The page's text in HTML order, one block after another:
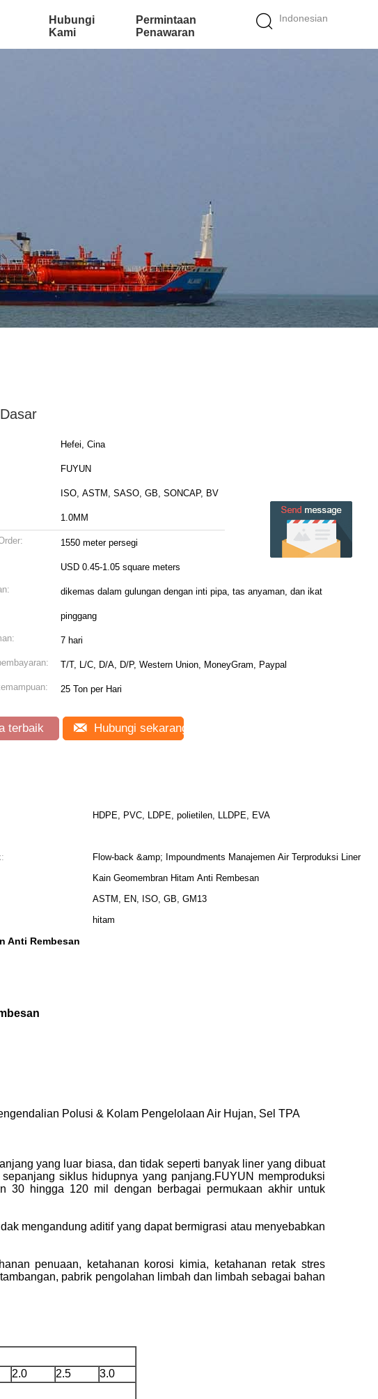
Indonesian
Hubungi
Kami
Permintaan
Penawaran
Hefei, Cina
FUYUN
ISO, ASTM, SASO, GB, SONCAP, BV
1.0MM
1550 meter persegi
USD 0.45-1.05 square meters
dikemas dalam gulungan dengan inti pipa, tas anyaman, dan ikat
pinggang
7 hari
T/T, L/C, D/A, D/P, Western Union, MoneyGram, Paypal
25 Ton per Hari
terbaik Hubungi sekarang
HDPE, PVC, LDPE, polietilen, LLDPE, EVA
Flow-back &amp; Impoundments Manajemen Air Terproduksi Liner
Kain Geomembran Hitam Anti Rembesan
ASTM, EN, ISO, GB, GM13
hitam
Anti Rembesan
Polusi & Kolam Pengelolaan Air Hujan, Sel TPA
yang luar biasa, dan tidak seperti banyak liner yang dibuat
siklus hidupnya yang panjang.FUYUN memproduksi
30 hingga 120 mil dengan berbagai permukaan akhir untuk
mengandung aditif yang dapat bermigrasi atau menyebabkan
penuaan, ketahanan korosi kimia, ketahanan retak stres
pabrik pengolahan limbah dan limbah sebagai bahan
2.0 2.5
3.0